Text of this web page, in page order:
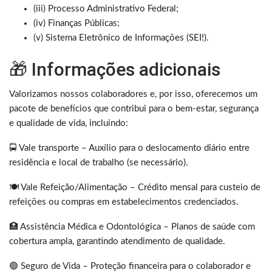
(iii) Processo Administrativo Federal;
(iv) Finanças Públicas;
(v) Sistema Eletrônico de Informações (SEI!).
🎁 Informações adicionais
Valorizamos nossos colaboradores e, por isso, oferecemos um
pacote de benefícios que contribui para o bem-estar, segurança
e qualidade de vida, incluindo:
🚍 Vale transporte – Auxílio para o deslocamento diário entre
residência e local de trabalho (se necessário).
🍽️ Vale Refeição/Alimentação – Crédito mensal para custeio de
refeições ou compras em estabelecimentos credenciados.
🏥 Assistência Médica e Odontológica – Planos de saúde com
cobertura ampla, garantindo atendimento de qualidade.
🟢 Seguro de Vida – Proteção financeira para o colaborador e